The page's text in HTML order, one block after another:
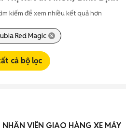
kiếm để xem nhiều kết quả hơn
Red Magic
cả bộ lọc
VIÊN GIAO HÀNG XE MÁY